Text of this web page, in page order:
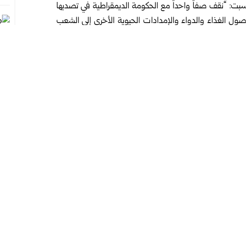
“نقف صفاً واحداً مع الحكومة الديمقراطية في تصديها
الغذاء والدواء والإمدادات الحيوية الأخرى إلى الشعب